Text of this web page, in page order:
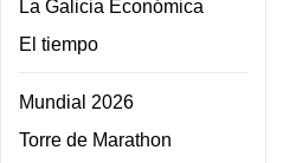
La Galicia Económica
El tiempo
Mundial 2026
Torre de Marathon